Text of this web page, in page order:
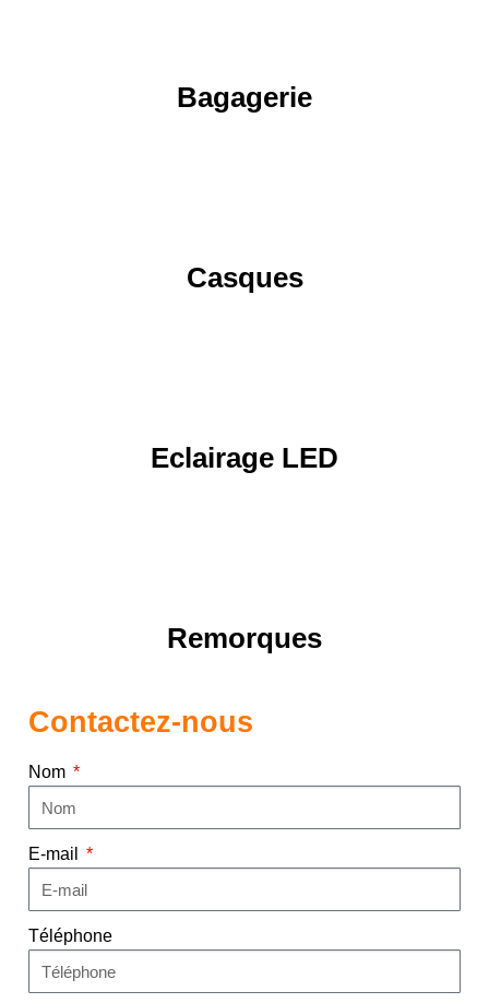
Bagagerie
Casques
Eclairage LED
Remorques
Contactez-nous
Nom
E-mail
Téléphone